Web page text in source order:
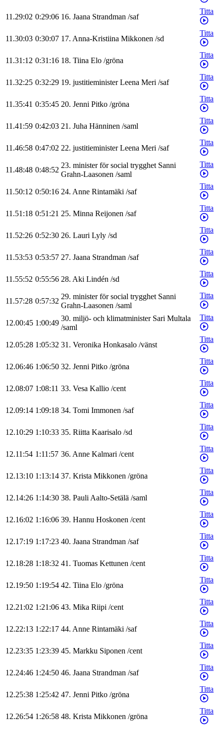
11.29:02 0:29:06 16. Jaana Strandman /saf
Titta
11.30:03 0:30:07 17. Anna-Kristiina Mikkonen /sd
Titta
11.31:12 0:31:16 18. Tiina Elo /gröna
Titta
11.32:25 0:32:29 19. justitieminister Leena Meri /saf
Titta
11.35:41 0:35:45 20. Jenni Pitko /gröna
Titta
11.41:59 0:42:03 21. Juha Hänninen /saml
Titta
11.46:58 0:47:02 22. justitieminister Leena Meri /saf
Titta
11.48:48 0:48:52
23. minister för social trygghet Sanni
Grahn-Laasonen /saml
Titta
11.50:12 0:50:16 24. Anne Rintamäki /saf
Titta
11.51:18 0:51:21 25. Minna Reijonen /saf
Titta
11.52:26 0:52:30 26. Lauri Lyly /sd
Titta
11.53:53 0:53:57 27. Jaana Strandman /saf
Titta
11.55:52 0:55:56 28. Aki Lindén /sd
Titta
11.57:28 0:57:32
29. minister för social trygghet Sanni
Grahn-Laasonen /saml
Titta
12.00:45 1:00:49
30. miljö- och klimatminister Sari Multala
/saml
Titta
12.05:28 1:05:32 31. Veronika Honkasalo /vänst
Titta
12.06:46 1:06:50 32. Jenni Pitko /gröna
Titta
12.08:07 1:08:11 33. Vesa Kallio /cent
Titta
12.09:14 1:09:18 34. Tomi Immonen /saf
Titta
12.10:29 1:10:33 35. Riitta Kaarisalo /sd
Titta
12.11:54 1:11:57 36. Anne Kalmari /cent
Titta
12.13:10 1:13:14 37. Krista Mikkonen /gröna
Titta
12.14:26 1:14:30 38. PauliAalto-Setälä /saml
Titta
12.16:02 1:16:06 39. Hannu Hoskonen /cent
Titta
12.17:19 1:17:23 40. Jaana Strandman /saf
Titta
12.18:28 1:18:32 41. Tuomas Kettunen /cent
Titta
12.19:50 1:19:54 42. Tiina Elo /gröna
Titta
12.21:02 1:21:06 43. Mika Riipi /cent
Titta
12.22:13 1:22:17 44. Anne Rintamäki /saf
Titta
12.23:35 1:23:39 45. Markku Siponen /cent
Titta
12.24:46 1:24:50 46. Jaana Strandman /saf
Titta
12.25:38 1:25:42 47. Jenni Pitko /gröna
Titta
12.26:54 1:26:58 48. Krista Mikkonen /gröna
Titta